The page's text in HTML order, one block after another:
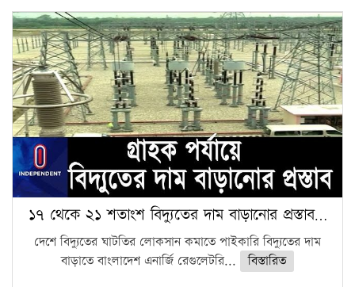
১৭ থেকে ২১ শতাংশ বিদ্যুতের দাম বাড়ানোর প্রস্তাব…
দেশে বিদ্যুতের ঘাটতির লোকসান কমাতে পাইকারি বিদ্যুতের দাম
বাড়াতে বাংলাদেশ এনার্জি রেগুলেটরি...
বিস্তারিত